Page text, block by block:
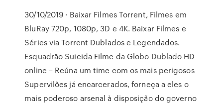
30/10/2019 · Baixar Filmes Torrent, Filmes em
BluRay 720p, 1080p, 3D e 4K. Baixar Filmes e
Séries via Torrent Dublados e Legendados.
Esquadrão Suicida Filme da Globo Dublado HD
online – Reúna um time com os mais perigosos
Supervilões já encarcerados, forneça a eles o
mais poderoso arsenal à disposição do governo